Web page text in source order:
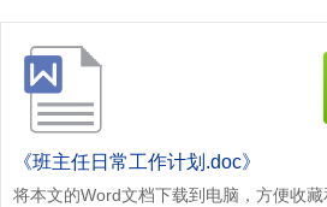
《班主任日常工作计划.doc》
将本文的Word文档下载到电脑，方便收藏